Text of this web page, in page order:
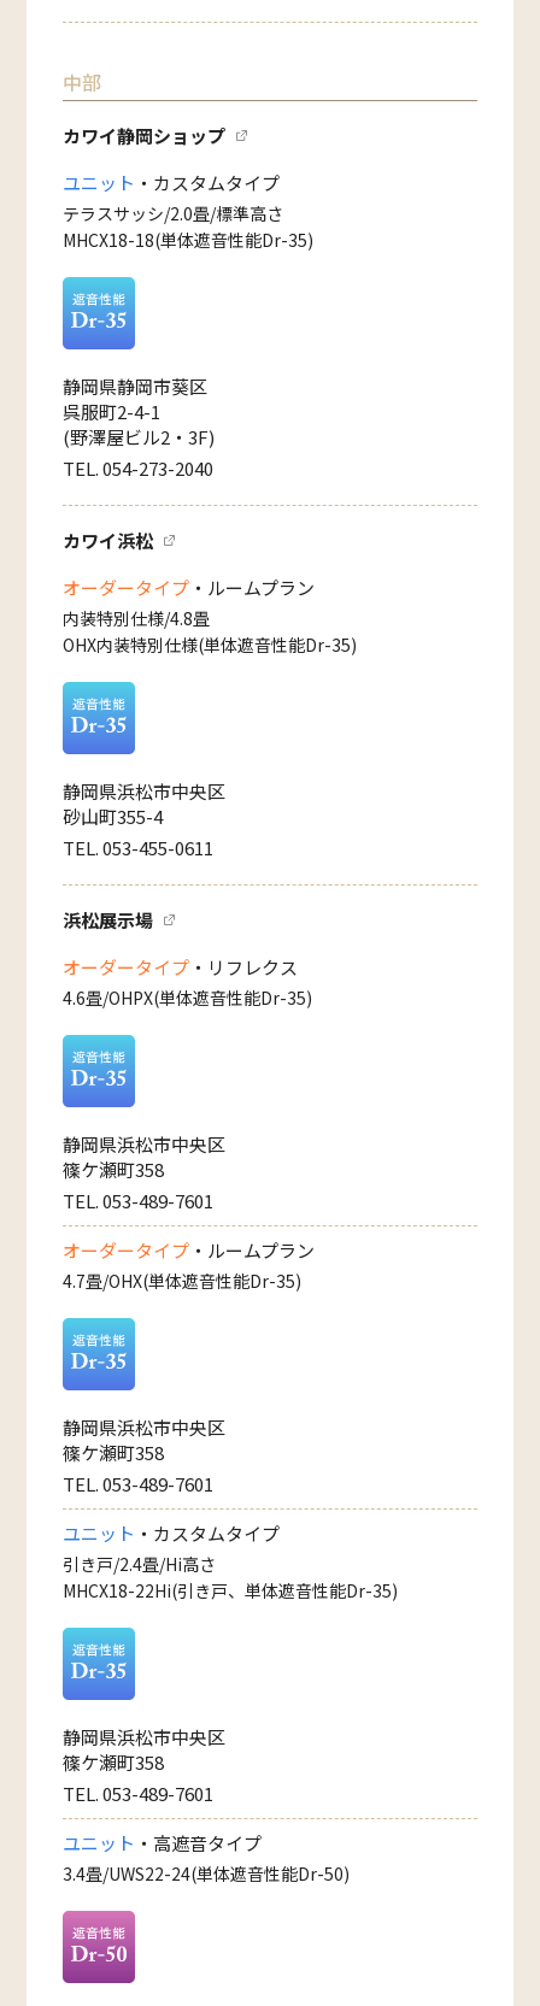
中部
カワイ静岡ショップ
ユニット ・カスタムタイプ
テラスサッシ/2.0畳/標準高さ
MHCX18-18(単体遮音性能Dr-35)
静岡県静岡市葵区
呉服町2-4-1
(野澤屋ビル2・3F)
TEL. 054-273-2040
カワイ浜松
オーダータイプ ・ルームプラン
内装特別仕様/4.8畳
OHX内装特別仕様(単体遮音性能Dr-35)
静岡県浜松市中央区
砂山町355-4
TEL. 053-455-0611
浜松展示場
オーダータイプ ・リフレクス
4.6畳/OHPX(単体遮音性能Dr-35)
静岡県浜松市中央区
篠ケ瀬町358
TEL. 053-489-7601
オーダータイプ ・ルームプラン
4.7畳/OHX(単体遮音性能Dr-35)
静岡県浜松市中央区
篠ケ瀬町358
TEL. 053-489-7601
ユニット ・カスタムタイプ
引き戸/2.4畳/Hi高さ
MHCX18-22Hi(引き戸、単体遮音性能Dr-35)
静岡県浜松市中央区
篠ケ瀬町358
TEL. 053-489-7601
ユニット ・高遮音タイプ
3.4畳/UWS22-24(単体遮音性能Dr-50)